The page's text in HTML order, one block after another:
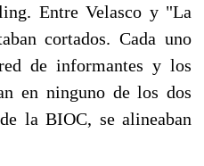
Entre Velasco y "La
cortados. Cada uno
de informantes y los
en ninguno de los dos
la BIOC, se alineaban